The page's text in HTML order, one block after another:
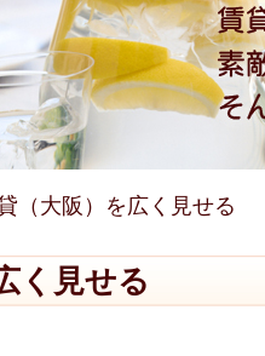
（大阪）を広く見せる
く見せる